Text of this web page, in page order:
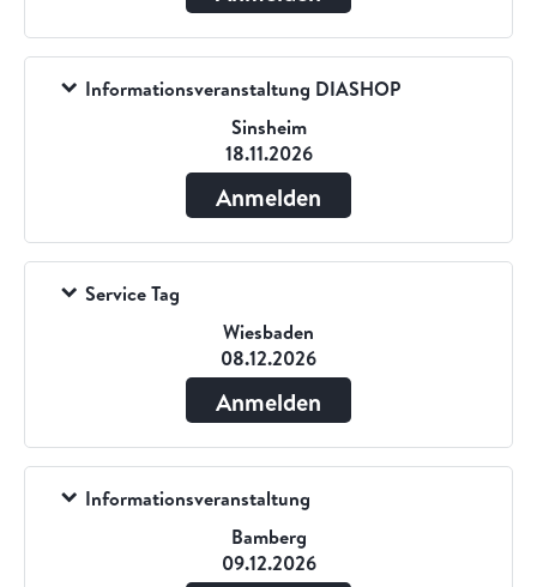
Informationsveranstaltung DIASHOP
Sinsheim
18.11.2026
Anmelden
Service Tag
Wiesbaden
08.12.2026
Anmelden
Informationsveranstaltung
Bamberg
09.12.2026